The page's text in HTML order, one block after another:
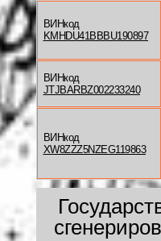
ВИНкод
KMHDU41BBBU190897
ВИНкод
JTJBARBZ002233240
ВИНкод
XW8ZZZ5NZEG119863